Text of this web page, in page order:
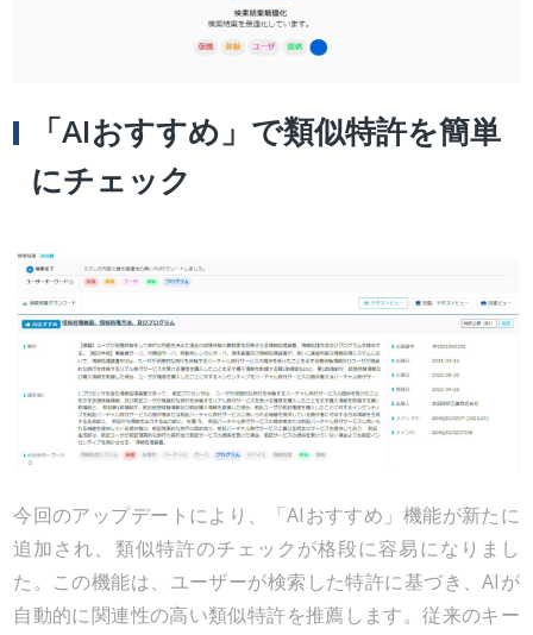
「AIおすすめ」で類似特許を簡単
にチェック
今回のアップデートにより、「AIおすすめ」機能が新たに
追加され、類似特許のチェックが格段に容易になりまし
た。この機能は、ユーザーが検索した特許に基づき、AIが
自動的に関連性の高い類似特許を推薦します。従来のキー